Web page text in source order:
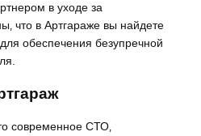
в уходе за
что в Артгараже вы найдете
обеспечения безупречной
современное СТО‚